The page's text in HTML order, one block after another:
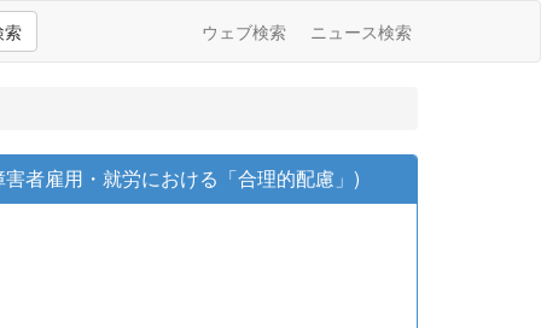
索 ウェブ検索 ニュース検索
者雇用・就労における「合理的配慮」)